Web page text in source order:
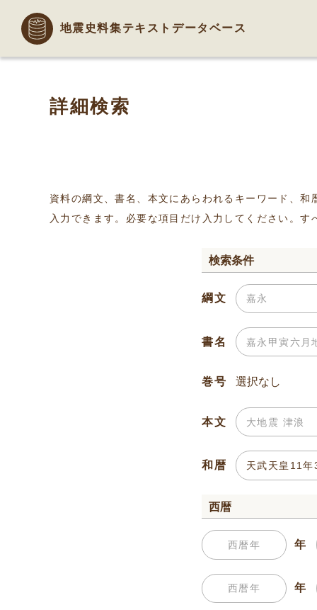
地震史料集テキストデータベース
詳細検索
資料の綱文、書名、本文にあらわれるキーワード、
入力できます。必要な項目だけ入力してください。
検索条件
綱文
書名
巻号
本文
和暦
西暦
年
年